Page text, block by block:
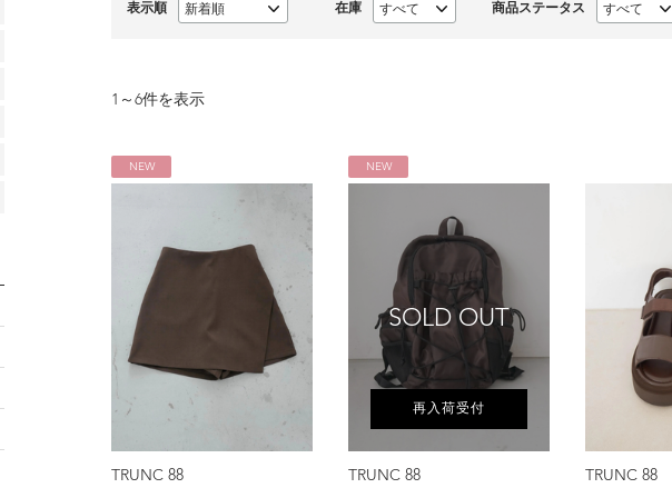
表示順 在庫 商品ステータス
1 ～ 6件を表示
NEW
TRUNC 88
NEW
SOLD OUT
再入荷受付
TRUNC 88
TRUNC 88